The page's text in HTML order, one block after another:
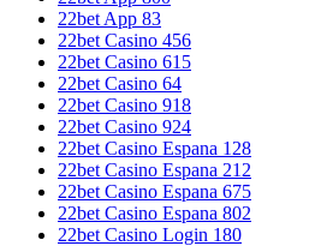
22bet App 83
22bet Casino 456
22bet Casino 615
22bet Casino 64
22bet Casino 918
22bet Casino 924
22bet Casino Espana 128
22bet Casino Espana 212
22bet Casino Espana 675
22bet Casino Espana 802
22bet Casino Login 180